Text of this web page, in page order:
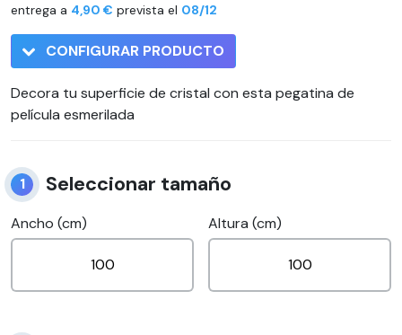
entrega a 4,90 € prevista el 08/12
CONFIGURAR PRODUCTO
Decora tu superficie de cristal con esta pegatina de
película esmerilada
1 Seleccionar tamaño
Ancho (cm) Altura (cm)